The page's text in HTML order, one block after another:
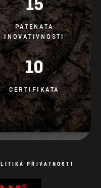
10
CERTIFIKATA
PRIVATNOSTI
AV studio